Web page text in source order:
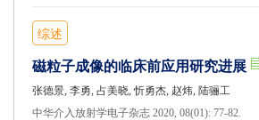
综述
磁粒子成像的临床前应用研究进展
张德景, 李勇, 占美晓, 忻勇杰, 赵炜, 陆骊工
中华介入放射学电子杂志 2020, 08(01): 77-82.